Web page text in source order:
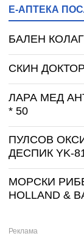
Е-АПТЕКА
БАЛЕН
СКИН
ЛАРА МЕД
* 50
ПУЛСОВ
ДЕСПИК YK-
МОРСКИ
HOLLAND &